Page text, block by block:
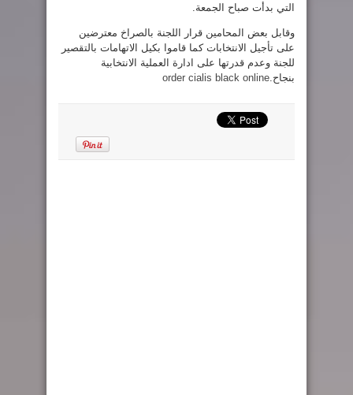
التي بدأت صباح الجمعة.
وقابل بعض المحامين قرار اللجنة بالصراخ معترضين
على تأجيل الانتخابات كما قاموا بكيل الاتهامات بالتقصير
للجنة وعدم قدرتها على ادارة العملية الانتخابية
بنجاح.order cialis black online